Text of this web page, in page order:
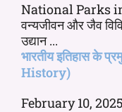
National Parks in
वन्यजीवन और जैव
उद्यान ...
भारतीय इतिहास के
History)
February 10, 2025